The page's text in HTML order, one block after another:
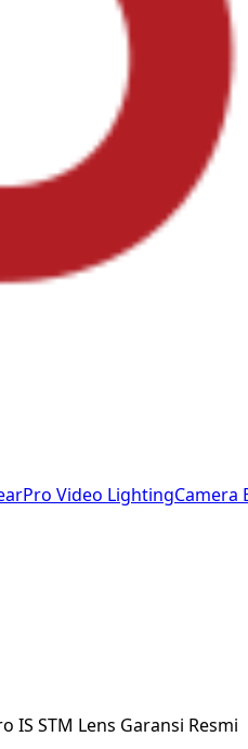
Pro Video LightingCamera
IS STM Lens Garansi Resmi